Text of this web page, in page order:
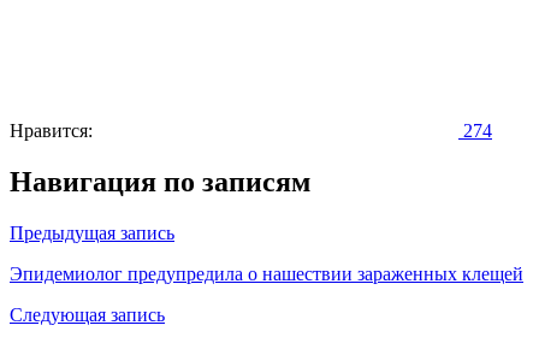
Нравится: 274
Навигация по записям
Предыдущая запись
Эпидемиолог предупредила о нашествии зараженных клещей
Следующая запись